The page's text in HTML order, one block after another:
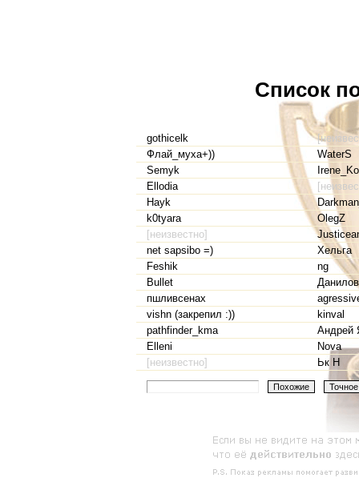
Список
gothicelk
Флай_муха+))
WaterS
Semyk
Ellodia
Hayk
k0tyara
OlegZ
[неизвестно]
net sapsibo =)
Хельга
Feshik
ng
Bullet
пшливсенах
vishn (закрепил :))
kinval
pathfinder_kma
Андрей
Elleni
Nova
[неизвестно]
Ьк Н